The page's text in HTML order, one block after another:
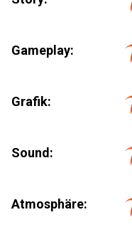
Gameplay:
Grafik:
Sound:
Atmosphäre: